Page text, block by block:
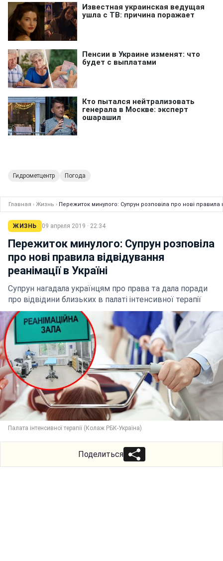
Гидрометцентр Погода
Главная › Жизнь › Пережиток минулого: Супрун розповіла про нові правила
ЖИЗНЬ 09 апреля 2019 · 22:34
Пережиток минулого: Супрун розповіла
про нові правила відвідування
реанімації в Україні
Супрун нагадала українцям про права та дала поради
про відвідини близьких в палаті інтенсивної терапії
Палата інтенсивної терапії (Колаж РБК-Україна)
Поделиться